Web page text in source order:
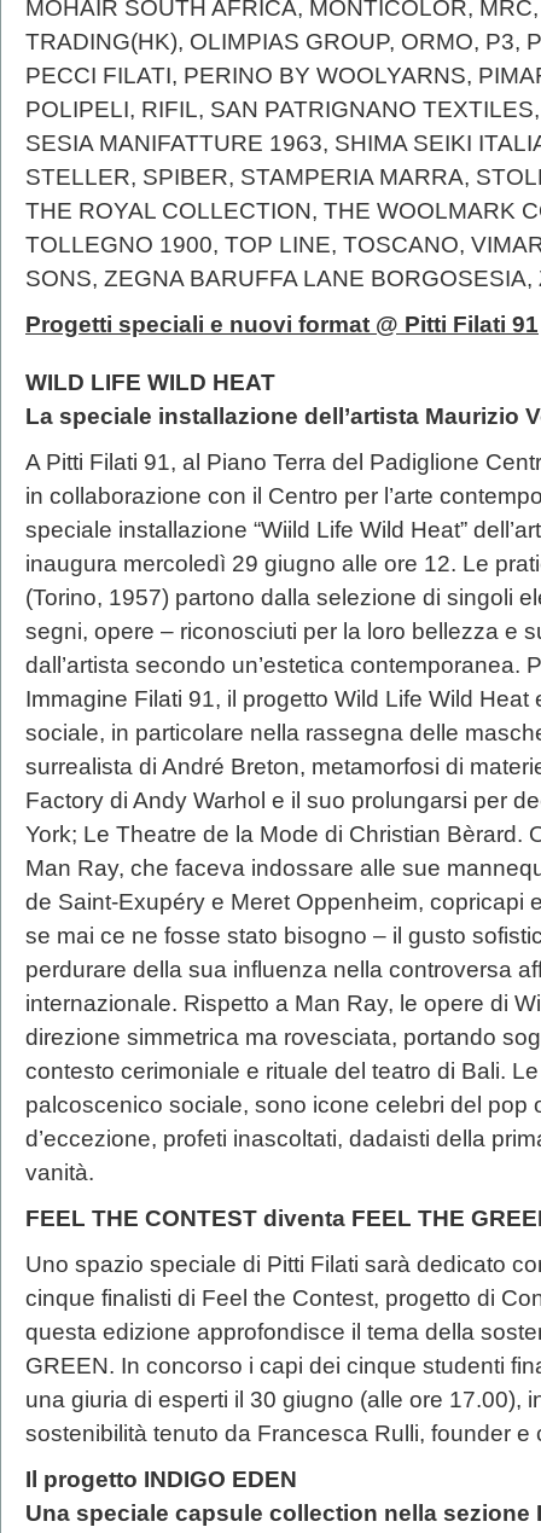
MOHAIR SOUTH AFRICA, MONTICOLOR,
TRADING(HK), OLIMPIAS GROUP, ORMO, P3,
PECCI FILATI, PERINO BY WOOLYARNS,
POLIPELI, RIFIL, SAN PATRIGNANO
SESIA MANIFATTURE 1963, SHIMA SEIKI
STELLER, SPIBER, STAMPERIA MARRA,
THE ROYAL COLLECTION, THE WOOLMARK
TOLLEGNO 1900, TOP LINE, TOSCANO,
SONS, ZEGNA BARUFFA LANE BORGOSESIA,
Progetti speciali e nuovi format @ Pitti Filati 91
WILD LIFE WILD HEAT
La speciale installazione dell’artista Maurizio
A Pitti Filati 91, al Piano Terra del Padiglione
in collaborazione con il Centro per l’arte
speciale installazione “Wiild Life Wild Heat”
inaugura mercoledì 29 giugno alle ore 12. Le
(Torino, 1957) partono dalla selezione di singoli
segni, opere – riconosciuti per la loro bellezza e
dall’artista secondo un’estetica contemporanea.
Immagine Filati 91, il progetto Wild Life Wild
sociale, in particolare nella rassegna delle
surrealista di André Breton, metamorfosi di
Factory di Andy Warhol e il suo prolungarsi per
York; Le Theatre de la Mode di Christian Bèrard.
Man Ray, che faceva indossare alle sue
de Saint-Exupéry e Meret Oppenheim, copricapi
se mai ce ne fosse stato bisogno – il gusto
perdurare della sua influenza nella controversa
internazionale. Rispetto a Man Ray, le opere di
direzione simmetrica ma rovesciata, portando
contesto cerimoniale e rituale del teatro di Bali.
palcoscenico sociale, sono icone celebri del pop
d’eccezione, profeti inascoltati, dadaisti della
vanità.
FEEL THE CONTEST diventa FEEL THE
Uno spazio speciale di Pitti Filati sarà dedicato
cinque finalisti di Feel the Contest, progetto di
questa edizione approfondisce il tema della
GREEN. In concorso i capi dei cinque studenti
una giuria di esperti il 30 giugno (alle ore 17.00),
sostenibilità tenuto da Francesca Rulli, founder e
Il progetto INDIGO EDEN
Una speciale capsule collection nella sezione